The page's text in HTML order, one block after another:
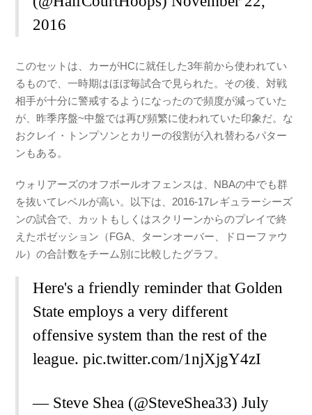
2016
このセットは、カーがHCに就任した3年前から使われてい
るもので、一時期はほぼ毎試合で見られた。その後、対戦
相手が十分に警戒するようになったので頻度が減っていた
が、昨季序盤~中盤では再び頻繁に使われていた印象だ。な
おクレイ・トンプソンとカリーの役割が入れ替わるパター
ンもある。
ウォリアーズのオフボールオフェンスは、NBAの中でも群
を抜いてレベルが高い。以下は、2016-17レギュラーシーズ
ンの試合で、カットもしくはスクリーンからのプレイで終
えたポゼッション（FGA、ターンオーバー、ドローファウ
ル）の合計数をチーム別に比較したグラフ。
Here's a friendly reminder that Golden
State employs a very different
offensive system than the rest of the
league. pic.twitter.com/1njXjgY4zI
— Steve Shea (@SteveShea33) July